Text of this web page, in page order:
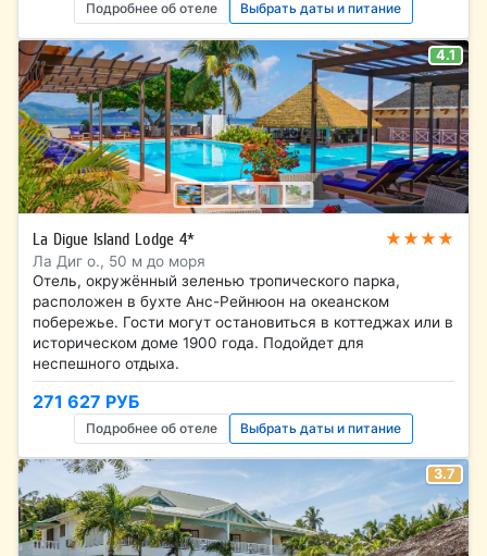
Подробнее об отеле Выбрать даты и питание
4.1
La Digue Island Lodge 4* ★★★★
Ла Диг о., 50 м до моря
Отель, окружённый зеленью тропического парка,
расположен в бухте Анс-Рейнюон на океанском
побережье. Гости могут остановиться в коттеджах или в
историческом доме 1900 года. Подойдет для
неспешного отдыха.
271 627 РУБ
Подробнее об отеле Выбрать даты и питание
3.7